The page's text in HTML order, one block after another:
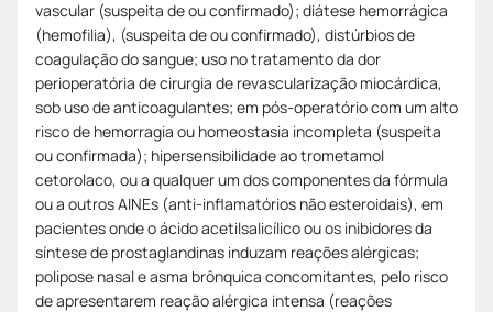
vascular (suspeita de ou confirmado); diátese hemorrágica
(hemofilia), (suspeita de ou confirmado), distúrbios de
coagulação do sangue; uso no tratamento da dor
perioperatória de cirurgia de revascularização miocárdica,
sob uso de anticoagulantes; em pós-operatório com um alto
risco de hemorragia ou homeostasia incompleta (suspeita
ou confirmada); hipersensibilidade ao trometamol
cetorolaco, ou a qualquer um dos componentes da fórmula
ou a outros AINEs (anti-inflamatórios não esteroidais), em
pacientes onde o ácido acetilsalicílico ou os inibidores da
síntese de prostaglandinas induzam reações alérgicas;
polipose nasal e asma brônquica concomitantes, pelo risco
de apresentarem reação alérgica intensa (reações